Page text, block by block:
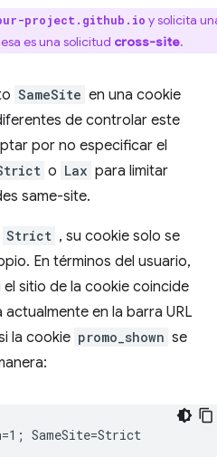
project.github.io y solicita
esa es una solicitud cross-site.
SameSite en una cookie
de controlar este
por no especificar el
o Lax para limitar
same-site.
Strict , su cookie solo se
En términos del usuario,
sitio de la cookie coincide
en la barra URL
la cookie promo_shown se